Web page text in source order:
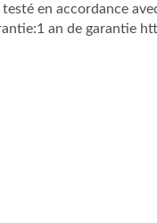
en accordance
an de